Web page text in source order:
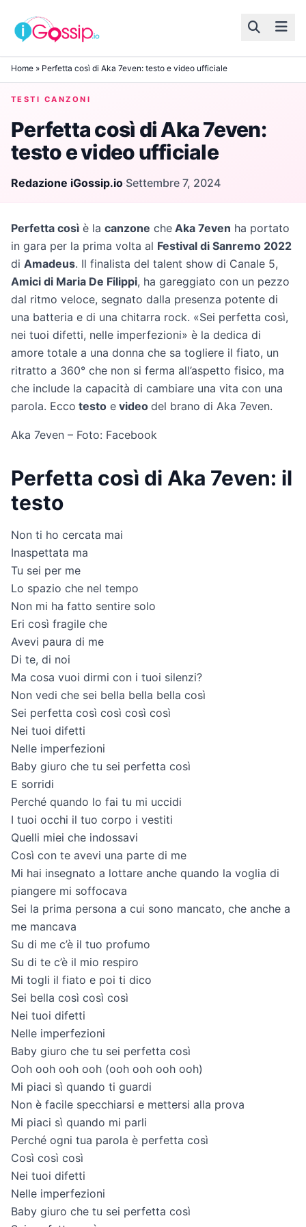
Skip to content
Home » Perfetta così di Aka 7even: testo e video ufficiale
TESTI CANZONI
Perfetta così di Aka 7even:
testo e video ufficiale
Redazione iGossip.io·Settembre 7, 2024
Perfetta così è la canzone che Aka 7even ha portato
in gara per la prima volta al Festival di Sanremo 2022
di Amadeus. Il finalista del talent show di Canale 5,
Amici di Maria De Filippi, ha gareggiato con un pezzo
dal ritmo veloce, segnato dalla presenza potente di
una batteria e di una chitarra rock. «Sei perfetta così,
nei tuoi difetti, nelle imperfezioni» è la dedica di
amore totale a una donna che sa togliere il fiato, un
ritratto a 360° che non si ferma all’aspetto fisico, ma
che include la capacità di cambiare una vita con una
parola. Ecco testo e video del brano di Aka 7even.
Aka 7even – Foto: Facebook
Perfetta così di Aka 7even: il
testo
Non ti ho cercata mai
Inaspettata ma
Tu sei per me
Lo spazio che nel tempo
Non mi ha fatto sentire solo
Eri così fragile che
Avevi paura di me
Di te, di noi
Ma cosa vuoi dirmi con i tuoi silenzi?
Non vedi che sei bella bella bella così
Sei perfetta così così così così
Nei tuoi difetti
Nelle imperfezioni
Baby giuro che tu sei perfetta così
E sorridi
Perché quando lo fai tu mi uccidi
I tuoi occhi il tuo corpo i vestiti
Quelli miei che indossavi
Così con te avevi una parte di me
Mi hai insegnato a lottare anche quando la voglia di
piangere mi soffocava
Sei la prima persona a cui sono mancato, che anche a
me mancava
Su di me c’è il tuo profumo
Su di te c’è il mio respiro
Mi togli il fiato e poi ti dico
Sei bella così così così
Nei tuoi difetti
Nelle imperfezioni
Baby giuro che tu sei perfetta così
Ooh ooh ooh ooh (ooh ooh ooh ooh)
Mi piaci sì quando ti guardi
Non è facile specchiarsi e mettersi alla prova
Mi piaci sì quando mi parli
Perché ogni tua parola è perfetta così
Così così così
Nei tuoi difetti
Nelle imperfezioni
Baby giuro che tu sei perfetta così